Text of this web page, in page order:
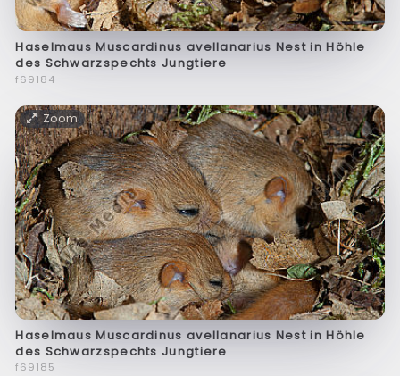
Haselmaus Muscardinus avellanarius Nest in Höhle
des Schwarzspechts Jungtiere
f69184
Zoom
Haselmaus Muscardinus avellanarius Nest in Höhle
des Schwarzspechts Jungtiere
f69185